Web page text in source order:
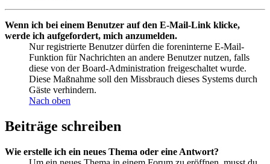
Wenn ich bei einem Benutzer auf den E-Mail-Link klicke,
werde ich aufgefordert, mich anzumelden.
Nur registrierte Benutzer dürfen die foreninterne E-Mail-
Funktion für Nachrichten an andere Benutzer nutzen, falls
diese von der Board-Administration freigeschaltet wurde.
Diese Maßnahme soll den Missbrauch dieses Systems durch
Gäste verhindern.
Nach oben
Beiträge schreiben
Wie erstelle ich ein neues Thema oder eine Antwort?